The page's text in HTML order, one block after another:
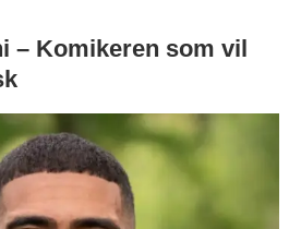
– Komikeren som vil